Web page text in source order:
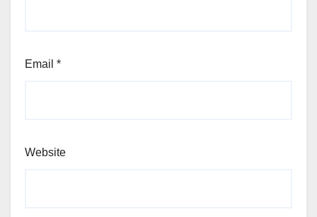
Email *
Website